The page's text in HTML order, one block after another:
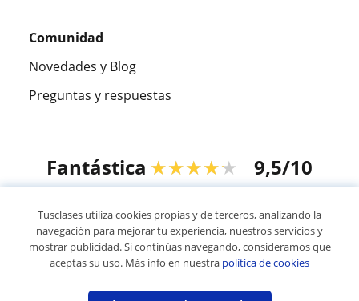
Comunidad
Novedades y Blog
Preguntas y respuestas
Fantástica ★★★★★ 9,5/10
© 2007 - 2026 Tusclases.mx
Mapa web:Profesores particulares
Tusclases utiliza cookies propias y de terceros, analizando la
navegación para mejorar tu experiencia, nuestros servicios y
mostrar publicidad. Si continúas navegando, consideramos que
aceptas su uso. Más info en nuestra política de cookies